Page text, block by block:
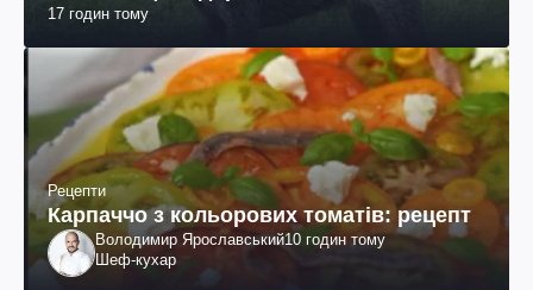
17 годин тому
Рецепти
Карпаччо з кольорових томатів: рецепт
Володимир Ярославський10 годин тому
Шеф-кухар